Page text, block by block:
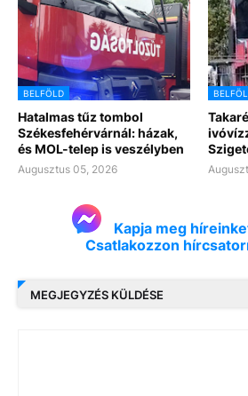
BELFÖLD
Hatalmas tűz tombol
Székesfehérvárnál: házak,
és MOL-telep is veszélyben
Augusztus 05, 2026
Kapja meg
Csatlakozzon
MEGJEGYZÉS KÜLDÉSE